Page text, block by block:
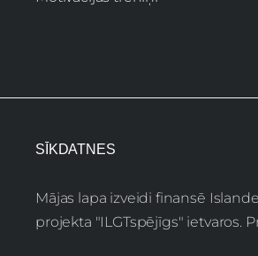
SĪKDATNES
Mājas lapa izveidi finansē
projekta "ILGTspējīgs" ietvaros.